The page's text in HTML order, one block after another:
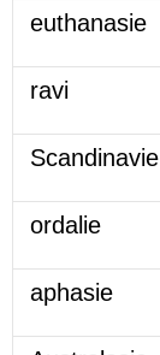
euthanasie
ravi
Scandinavie
ordalie
aphasie